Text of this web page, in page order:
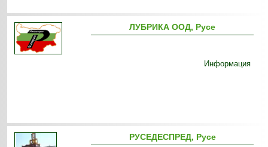
ЛУБРИКА ООД, Русе
Информация
РУСЕДЕСПРЕД, Русе